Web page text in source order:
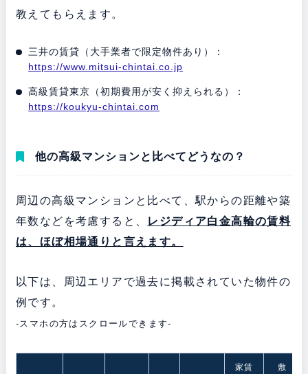
教えてもらえます。
三井の賃貸（大手業者で限定物件あり）：
https://www.mitsui-chintai.co.jp
高級賃貸東京（初期費用が安く抑えられる）：
https://koukyu-chintai.com
他の高級マンションと比べてどうなの？
周辺の高級マンションと比べて、駅からの距離や築
年数などを考慮すると、 レジディア白金高輪の賃料
は、ほぼ相場通りと言えます。
以下は、周辺エリアで過去に掲載されていた物件の
例です。
-スマホの方はスクロールできます-
家賃
敷